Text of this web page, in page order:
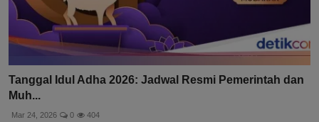
Tanggal Idul Adha 2026: Jadwal Resmi Pemerintah dan
Muh...
Mar 24, 2026 0 404